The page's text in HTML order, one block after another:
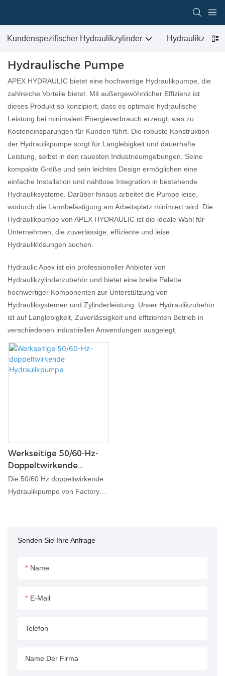
Kundenspezifischer Hydraulikzylinder
Hydraulische Pumpe
APEX HYDRAULIC bietet eine hochwertige Hydraulikpumpe, die
zahlreiche Vorteile bietet. Mit außergewöhnlicher Effizienz ist
dieses Produkt so konzipiert, dass es optimale hydraulische
Leistung bei minimalem Energieverbrauch erzeugt, was zu
Kosteneinsparungen für Kunden führt. Die robuste Konstruktion
der Hydraulikpumpe sorgt für Langlebigkeit und dauerhafte
Leistung, selbst in den rauesten Industrieumgebungen. Seine
kompakte Größe und sein leichtes Design ermöglichen eine
einfache Installation und nahtlose Integration in bestehende
Hydrauliksysteme. Darüber hinaus arbeitet die Pumpe leise,
wodurch die Lärmbelästigung am Arbeitsplatz minimiert wird. Die
Hydraulikpumpe von APEX HYDRAULIC ist die ideale Wahl für
Unternehmen, die zuverlässige, effiziente und leise
Hydrauliklösungen suchen.
Hydraulic Apex ist ein professioneller Anbieter von
Hydraulikzylinderzubehör und bietet eine breite Palette
hochwertiger Komponenten zur Unterstützung von
Hydrauliksystemen und Zylinderleistung. Unser Hydraulikzubehör
ist auf Langlebigkeit, Zuverlässigkeit und effizienten Betrieb in
verschiedenen industriellen Anwendungen ausgelegt.
Senden Sie Ihre Anfrage
Name
E-Mail
Telefon
Name Der Firma
Werkseitige 50/60-Hz-
Doppeltwirkende
Hydraulikpumpe
Die 50/60 Hz doppeltwirkende
Hydraulikpumpe von Factory
verschiedene
liefern. Diese mit Präzision
und gleichmäßigen Betrieb
Bedingungen. Es unterstützt